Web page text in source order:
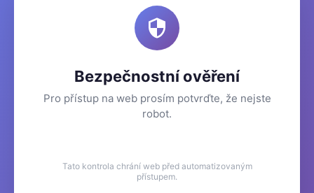
Bezpečnostní ověření
Pro přístup na web prosím potvrďte, že nejste
robot.
Tato kontrola chrání web před automatizovaným
přístupem.